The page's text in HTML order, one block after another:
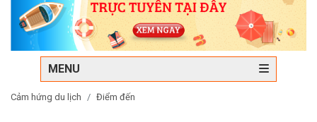
MENU
Cảm hứng du lịch Điểm đến